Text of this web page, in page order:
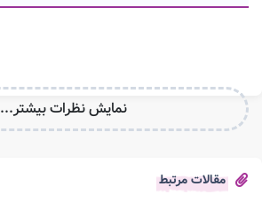
مقالات مرتبط
نمایش نظرات بیشتر...